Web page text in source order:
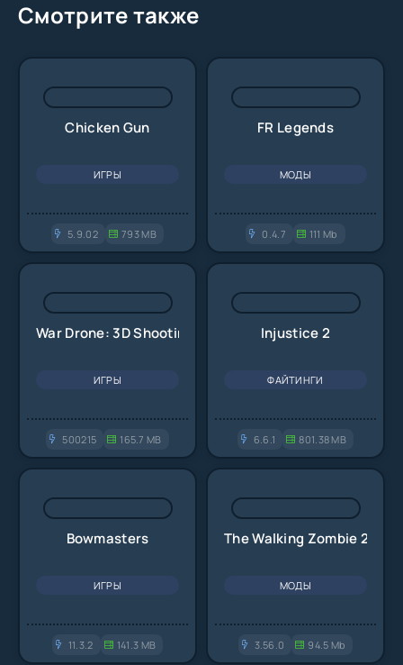
Смотрите также
Chicken Gun
ИГРЫ
5.9.02 793 MB
FR Legends
МОДЫ
0.4.7 111 Mb
War Drone: 3D Shooting Games
ИГРЫ
500215 165.7 MB
Injustice 2
ФАЙТИНГИ
6.6.1 801.38 MB
Bowmasters
ИГРЫ
11.3.2 141.3 MB
The Walking Zombie 2
МОДЫ
3.56.0 94.5 Mb